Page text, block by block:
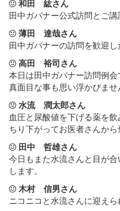
和田 紘さん
田中ガバナー公式訪問とご講
薄田 達哉さん
田中ガバナーの訪問を歓迎し
高田 裕司さん
本日は田中ガバナー訪問例会
真面目な事も思い浮かびませ
水流 潤太郎さん
血圧と尿酸値を下げる薬を
ちり下がってお医者さんから
田中 哲雄さん
今日もまた水流さんと目が
します。
木村 信男さん
ニコニコと水流さんに迎えら